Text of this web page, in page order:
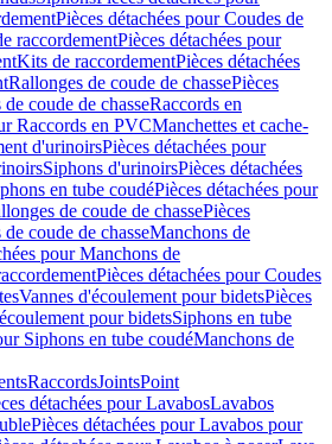
Pièces détachées pour Coudes de
raccordementPièces détachées pour
Kits de raccordementPièces détachées
Rallonges de coude de chassePièces
coude de chasseRaccords en
Raccords en PVCManchettes et cache-
d'urinoirsPièces détachées pour
Siphons d'urinoirsPièces détachées
en tube coudéPièces détachées pour
de coude de chassePièces
coude de chasseManchons de
pour Manchons de
Pièces détachées pour Coudes
Vannes d'écoulement pour bidetsPièces
pour bidetsSiphons en tube
Siphons en tube coudéManchons de
RaccordsJointsPoint
détachées pour LavabosLavabos
Pièces détachées pour Lavabos pour